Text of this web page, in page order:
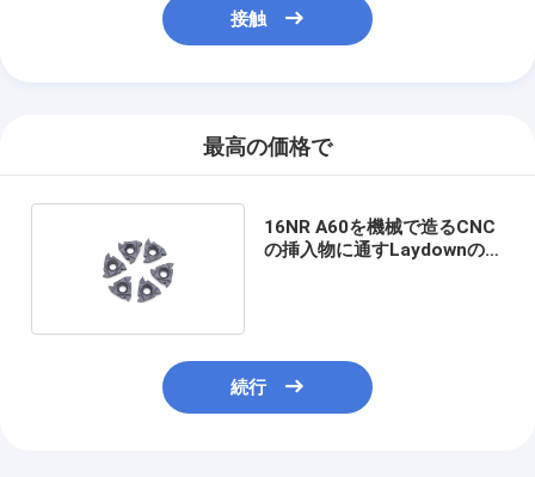
接触
最高の価格で
16NR A60を機械で造るCNC
の挿入物に通すLaydownの高
続行